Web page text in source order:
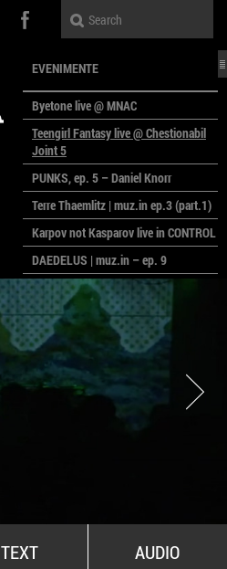
EVENIMENTE
Byetone live @ MNAC
Teengirl Fantasy live @ Chestionabil
Joint 5
PUNKS, ep. 5 – Daniel Knorr
Terre Thaemlitz | muz.in ep.3 (part.1)
Karpov not Kasparov live in CONTROL
DAEDELUS | muz.in – ep. 9
LALELE, LALELE – prima premieră a
anului la MACAZ
CinePOLSKA – filme poloneze la
București
PEOPLE OF ROMANIA se lansează la
galeria Simeza
All Stars For Outernational
TEXT AUDIO